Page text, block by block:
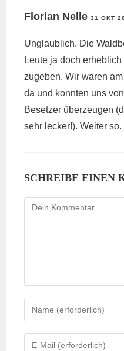
Florian Nelle 31 OKT
Unglaublich. Die
Leute ja doch
zugeben. Wir waren
da und konnten uns
Besetzer überzeugen
sehr lecker!). Weiter so.
SCHREIBE EINEN
Kommentieren
deinen
Namen
oder